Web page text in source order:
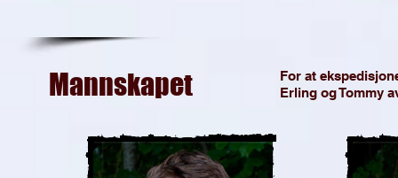
Mannskapet
For at
Erling og Tommy